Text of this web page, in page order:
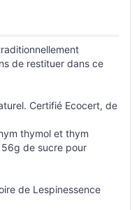
de restituer dans ce
Certifié Ecocert, de
thymol et thym
de sucre pour
de Lespinessence